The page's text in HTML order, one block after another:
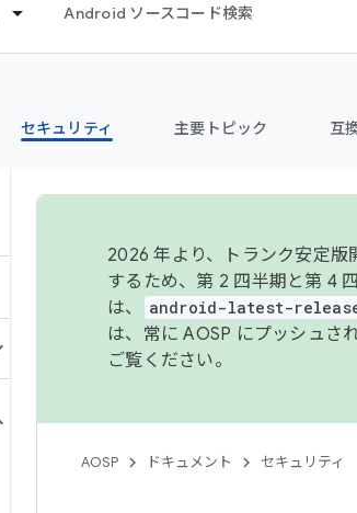
Android ソースコード検索
セキュリティ 主要トピック 互
2026 年より、トランク安定
するため、第 2 四半期と第 4
は、
android-latest-
は、常に AOSP にプッシュさ
ご覧ください。
AOSP ドキュメント セキュリティ